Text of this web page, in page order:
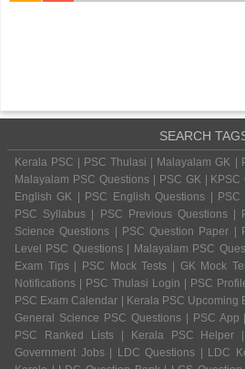
SEARCH
Kerala PSC | PSC Thulasi | Malayalam GK |
Malayalam PSC Questions | PSC GK |
English GK | PSC English Questions |
PSC Syllabus | PSC Previous Questions |
Science Questions | PSC Question Paper |
Level PSC Questions | Malayalam PSC
Exam Tips | PSC Mock Tests | GK Mock
Notifications | PSC Thulasi Login | PSC
PSC Exam Calendar | Kerala PSC Upcoming
General Science PSC Questions | PSC
PSC Ranked Lists | Kerala PSC Helper
Government Jobs | LDC Questions | LDC